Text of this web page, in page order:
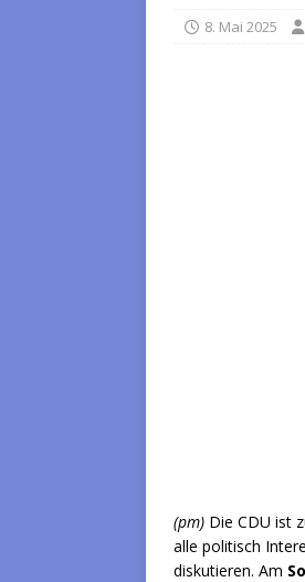
8. Mai 2025
(pm) Die CDU ist
alle politisch
diskutieren. Am